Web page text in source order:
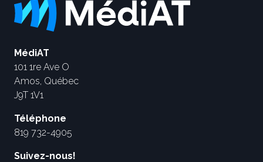
MédiAT
101 1re Ave O
Amos, Québec
J9T 1V1
Téléphone
819 732-4905
Suivez-nous!